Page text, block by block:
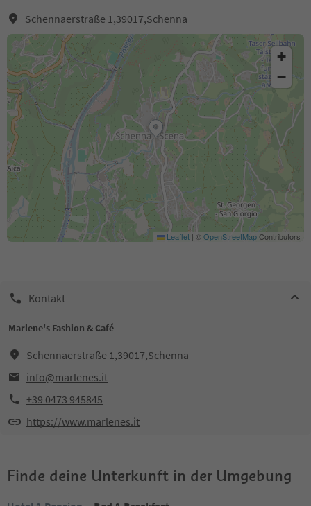
Schennaerstraße 1,39017,Schenna
+
−
Leaflet | ©OpenStreetMapContributors
Kontakt
Marlene's Fashion & Café
Schennaerstraße 1,39017,Schenna
info@marlenes.it
+39 0473 945845
https://www.marlenes.it
Finde deine Unterkunft in der Umgebung